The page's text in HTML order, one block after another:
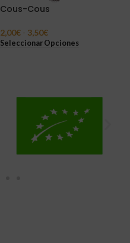
Cous-Cous
2,00€ - 3,50€
Seleccionar Opciones